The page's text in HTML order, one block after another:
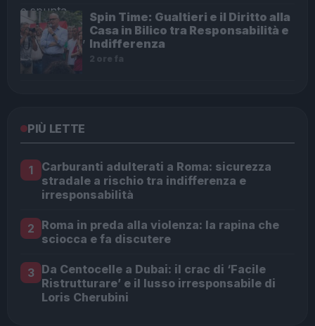
Spin Time: Gualtieri e il Diritto alla
Casa in Bilico tra Responsabilità e
Indifferenza
2 ore fa
PIÙ LETTE
1
Carburanti adulterati a Roma: sicurezza
stradale a rischio tra indifferenza e
irresponsabilità
2 Roma in preda alla violenza: la rapina che
sciocca e fa discutere
3 Da Centocelle a Dubai: il crac di ‘Facile
Ristrutturare’ e il lusso irresponsabile di
Loris Cherubini